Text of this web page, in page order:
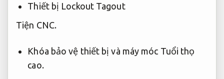
Thiết bị Lockout Tagout
Tiện CNC.
Khóa bảo vệ thiết bị và máy móc Tuổi thọ
cao.